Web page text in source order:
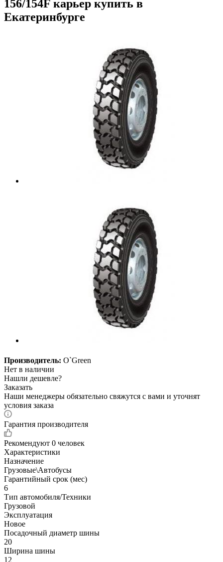
156/154F карьер купить в
Екатеринбурге
Производитель: O`Green
Нет в наличии
Нашли дешевле?
Заказать
Наши менеджеры обязательно свяжутся с вами и уточнят
условия заказа
Гарантия производителя
Рекомендуют 0 человек
Характеристики
Назначение
Грузовые\Автобусы
Гарантийный срок (мес)
6
Тип автомобиля/Техники
Грузовой
Эксплуатация
Новое
Посадочный диаметр шины
20
Ширина шины
12